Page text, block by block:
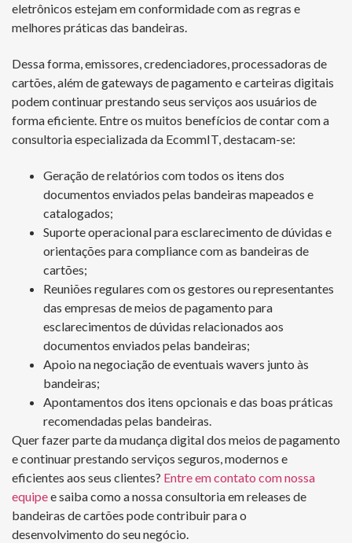
eletrônicos estejam em conformidade com as regras e
melhores práticas das bandeiras.
Dessa forma, emissores, credenciadores, processadoras de
cartões, além de gateways de pagamento e carteiras digitais
podem continuar prestando seus serviços aos usuários de
forma eficiente. Entre os muitos benefícios de contar com a
consultoria especializada da EcommIT, destacam-se:
Geração de relatórios com todos os itens dos
documentos enviados pelas bandeiras mapeados e
catalogados;
Suporte operacional para esclarecimento de dúvidas e
orientações para compliance com as bandeiras de
cartões;
Reuniões regulares com os gestores ou representantes
das empresas de meios de pagamento para
esclarecimentos de dúvidas relacionados aos
documentos enviados pelas bandeiras;
Apoio na negociação de eventuais wavers junto às
bandeiras;
Apontamentos dos itens opcionais e das boas práticas
recomendadas pelas bandeiras.
Quer fazer parte da mudança digital dos meios de pagamento
e continuar prestando serviços seguros, modernos e
eficientes aos seus clientes? Entre em contato com nossa
equipee saiba como a nossa consultoria em releases de
bandeiras de cartões pode contribuir para o
desenvolvimento do seu negócio.